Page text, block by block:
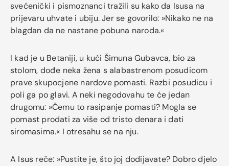
svećenički i pismoznanci tražili su kako da Isusa na
prijevaru uhvate i ubiju. Jer se govorilo: »Nikako ne na
blagdan da ne nastane pobuna naroda.«
I kad je u Betaniji, u kući Šimuna Gubavca, bio za
stolom, dođe neka žena s alabastrenom posudicom
prave skupocjene nardove pomasti. Razbi posudicu i
poli ga po glavi. A neki negodovahu te će jedan
drugomu: »Čemu to rasipanje pomasti? Mogla se
pomast prodati za više od tristo denara i dati
siromasima.« I otresahu se na nju.
A Isus reče: »Pustite je, što joj dodijavate? Dobro djelo